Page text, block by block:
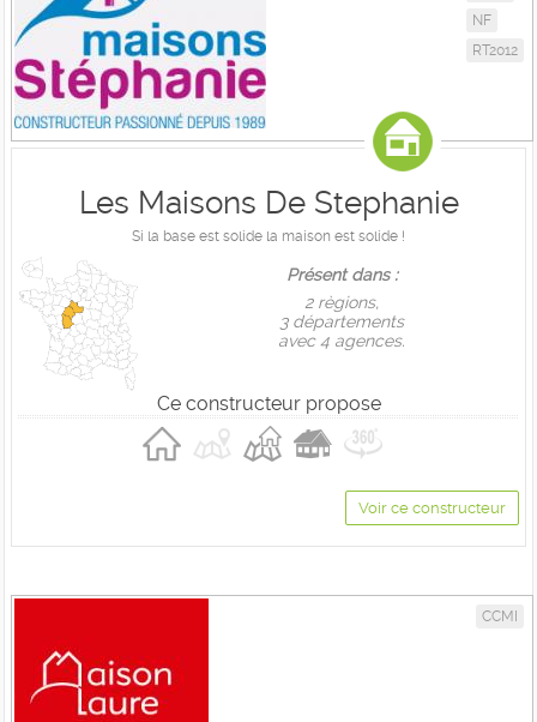
NF
RT2012
Les Maisons De Stephanie
Si la base est solide la maison est solide !
Présent dans :
2 règions,
3 départements
avec 4 agences.
Ce constructeur propose
Voir ce constructeur
CCMI